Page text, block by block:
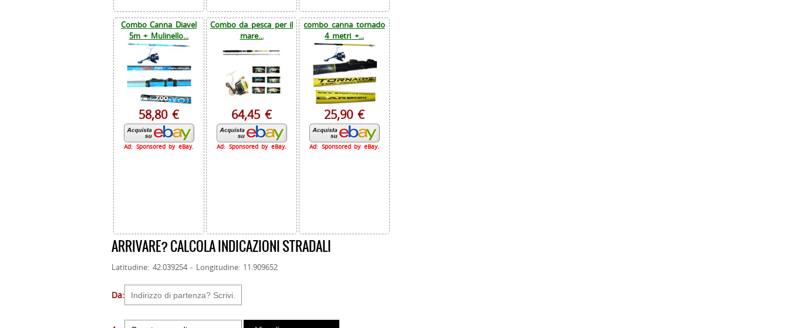
Combo Canna Diavel
5m + Mulinello...
58,80 €
Ad: Sponsored by eBay.
Combo da pesca per il
mare...
64,45 €
Ad: Sponsored by eBay.
combo canna tornado
4 metri +...
25,90 €
Ad: Sponsored by eBay.
ARRIVARE? CALCOLA INDICAZIONI STRADALI
Latitudine: 42.039254 - Longitudine: 11.909652
Da: